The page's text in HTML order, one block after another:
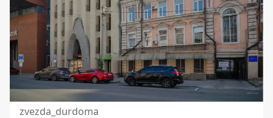
zvezda_durdoma